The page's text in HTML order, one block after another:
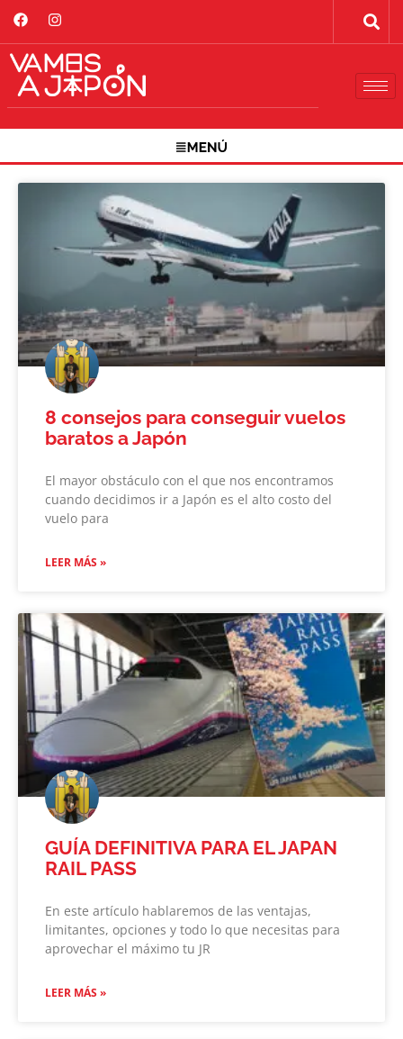
8 consejos para conseguir vuelos
baratos a Japón
El mayor obstáculo con el que nos encontramos
cuando decidimos ir a Japón es el alto costo del
vuelo para
LEER MÁS »
GUÍA DEFINITIVA PARA EL JAPAN
RAIL PASS
En este artículo hablaremos de las ventajas,
limitantes, opciones y todo lo que necesitas para
aprovechar el máximo tu JR
LEER MÁS »